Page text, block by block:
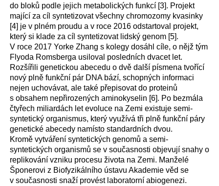
do bloků podle jejich metabolických funkcí [3]. Projekt
mající za cíl syntetizovat všechny chromozomy kvasinky
[4] je v plném proudu a v roce 2016 odstartoval projekt,
který si klade za cíl syntetizovat lidský genom [5].
V roce 2017 Yorke Zhang s kolegy dosáhl cíle, o nějž tým
Flyoda Romsberga usiloval posledních dvacet let.
Rozšířili genetickou abecedu o dvě další písmena tvořící
nový plně funkční pár DNA bází, schopných informaci
nejen uchovávat, ale také přepisovat do proteinů
s obsahem nepřirozených aminokyselin [6]. Po bezmála
čtyřech miliardách let evoluce na Zemi existuje semi-
syntetický organismus, který využívá tři plně funkční páry
genetické abecedy namísto standardních dvou.
Kromě vytváření syntetických genomů a semi-
syntetických organismů se v současnosti objevují snahy o
replikování vzniku procesu života na Zemi. Manželé
Šponerovi z Biofyzikálního ústavu Akademie věd se
v současnosti snaží provést laboratorní abiogenezi.